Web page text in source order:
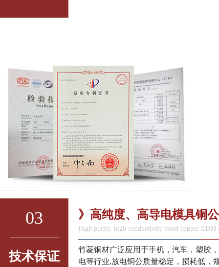
03
技术保证
》高纯度、高导电模具铜
High purity, high conductivity mold copper EDM
竹菱铜材广泛应用于手机，汽车，塑胶
电等行业,放电铜公质量稳定，损耗低，